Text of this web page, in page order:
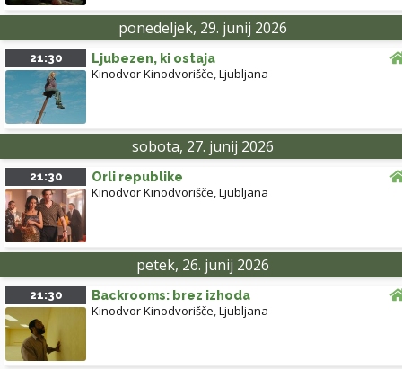
ponedeljek, 29. junij 2026
21:30 Ljubezen, ki ostaja
Kinodvor Kinodvorišče,Ljubljana
sobota, 27. junij 2026
21:30 Orli republike
Kinodvor Kinodvorišče,Ljubljana
petek, 26. junij 2026
21:30 Backrooms: brez izhoda
Kinodvor Kinodvorišče,Ljubljana